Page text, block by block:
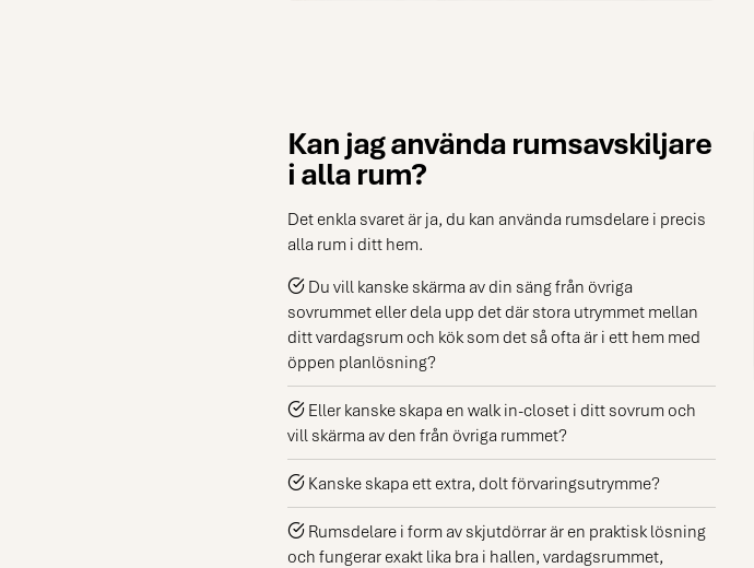
Kan jag använda rumsavskiljare
i alla rum?
Det enkla svaret är ja, du kan använda rumsdelare i precis
alla rum i ditt hem.
Du vill kanske skärma av din säng från övriga
sovrummet eller dela upp det där stora utrymmet mellan
ditt vardagsrum och kök som det så ofta är i ett hem med
öppen planlösning?
Eller kanske skapa en walk in-closet i ditt sovrum och
vill skärma av den från övriga rummet?
Kanske skapa ett extra, dolt förvaringsutrymme?
Rumsdelare i form av skjutdörrar är en praktisk lösning
och fungerar exakt lika bra i hallen, vardagsrummet,